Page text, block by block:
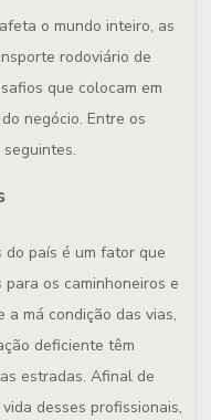
o mundo inteiro, as
rodoviário de
que colocam em
negócio. Entre os
país é um fator que
os caminhoneiros e
a má condição das vias,
deficiente têm
estradas. Afinal de
desses profissionais,